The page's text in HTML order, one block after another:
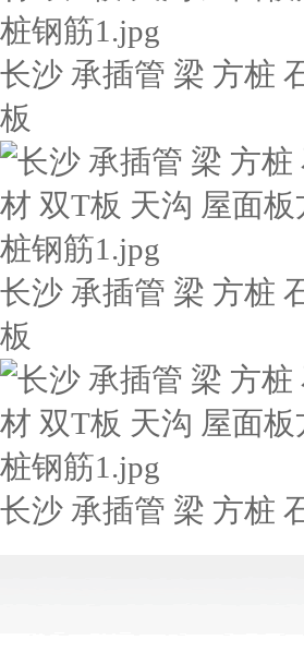
长沙 承插管 梁 方桩
板
长沙 承插管 梁 方桩
板
长沙 承插管 梁 方桩